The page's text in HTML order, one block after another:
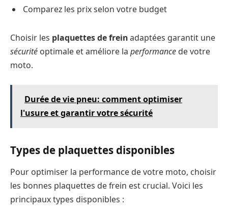
Comparez les prix selon votre budget
Choisir les plaquettes de freinadaptées garantit une
sécurité optimale et améliore la performance de votre
moto.
Durée de vie pneu: comment optimiser
l'usure et garantir votre sécurité
Types de plaquettes disponibles
Pour optimiser la performance de votre moto, choisir
les bonnes plaquettes de frein est crucial. Voici les
principaux types disponibles :